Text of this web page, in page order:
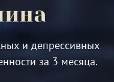
и депрессивных
за 3 месяца.